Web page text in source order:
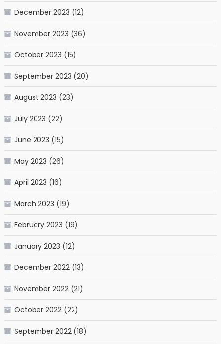
December 2023 (12)
November 2023 (36)
October 2023 (15)
September 2023 (20)
August 2023 (23)
July 2023 (22)
June 2023 (15)
May 2023 (26)
April 2023 (16)
March 2023 (19)
February 2023 (19)
January 2023 (12)
December 2022(13)
November 2022(21)
October 2022(22)
September 2022(18)